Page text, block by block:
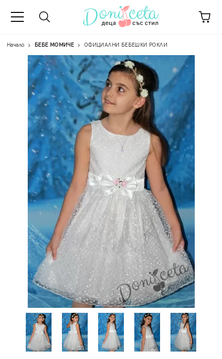
-50%
Начало БЕБЕ МОМИЧЕ ОФИЦИАЛНИ БЕБЕШКИ РОКЛИ